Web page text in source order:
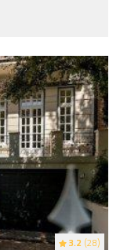
3.2 (28)